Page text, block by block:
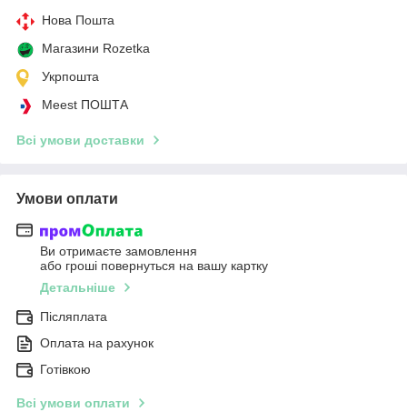
Нова Пошта
Магазини Rozetka
Укрпошта
Meest ПОШТА
Всі умови доставки
Умови оплати
Ви отримаєте замовлення
або гроші повернуться на вашу картку
Детальніше
Післяплата
Оплата на рахунок
Готівкою
Всі умови оплати